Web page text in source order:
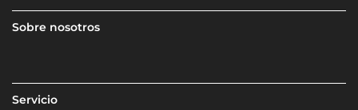
Sobre nosotros
Servicio